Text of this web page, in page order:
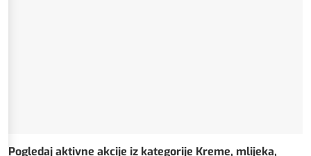
Pogledaj aktivne akcije iz kategorije Kreme, mlijeka,